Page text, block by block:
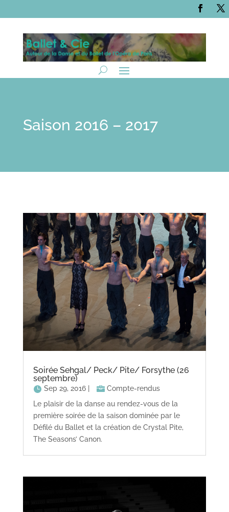
Saison 2016 – 2017
Soirée Sehgal/ Peck/ Pite/ Forsythe (26
septembre)
Sep 29, 2016|
Compte-rendus
Le plaisir de la danse au rendez-vous de la
première soirée de la saison dominée par le
Défilé du Ballet et la création de Crystal Pite,
The Seasons’ Canon.